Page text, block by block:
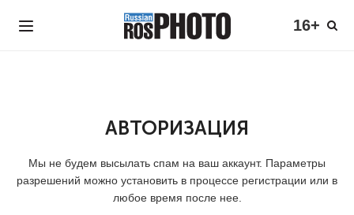
16+
АВТОРИЗАЦИЯ
Мы не будем высылать спам на ваш аккаунт. Параметры
разрешений можно установить в процессе регистрации или в
любое время после нее.